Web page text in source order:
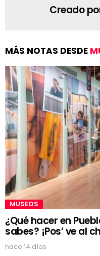
Creado
MÁS NOTAS DESDE
MUSEOS
¿Qué hacer en
sabes? ¡Pos’ ve al
hace 14 días